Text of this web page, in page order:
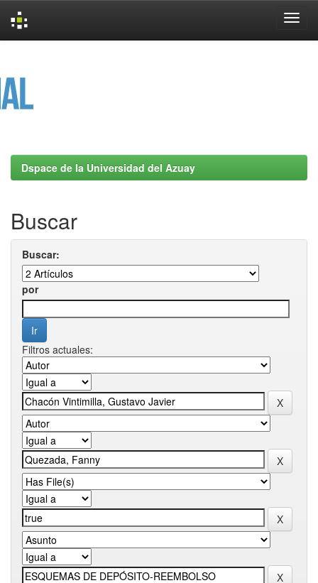
Dspace de la Universidad del Azuay
Buscar
Buscar:
por
Filtros actuales: